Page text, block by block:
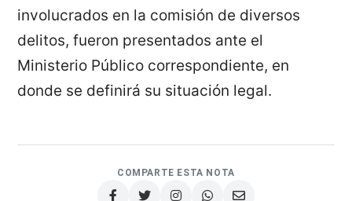
involucrados en la comisión de diversos
delitos, fueron presentados ante el
Ministerio Público correspondiente, en
donde se definirá su situación legal.
COMPARTE ESTA NOTA